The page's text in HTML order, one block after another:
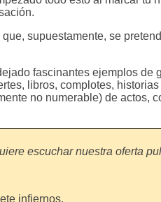
supuestamente, se
fascinantes ejemplos de
libros, complotes,
no numerable) de actos,
escuchar nuestra oferta
infiernos.